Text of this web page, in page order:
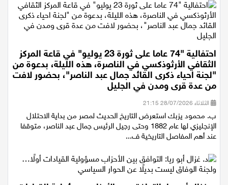
احتفالية "74 عاما على ثورة 23 يوليو" في قاعة المركز
الثقافي الأرثوذكسي في الناصرة، هذه الليلة، بدعوة من
"لجنة احياء ذكرى القائد جمال عبد الناصر"، بحضور لافت
من عدة قرى ومدن في الجليل
الثلاثاء 28/07/2026 21:15
ب. محمود يزبك استعرض التاريخ الحديث لمصر من بداية الاحتلال
الإنجليزي لها عام 1882 وحتى رجيل الرئيس جمال عبد الناصر، متوقفا
عند أهم المفاصل التاريخية ف...